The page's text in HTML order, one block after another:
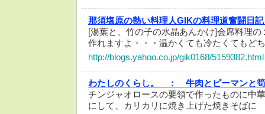
那須塩原の熱い料理人GIKの料理道奮闘日
[湯葉と、竹の子の水晶あんかけ]会席料理
作れますよ・・・温かくても冷たくてもど
http://blogs.yahoo.co.jp/gik0168/5159382.html
わたしのくらし。 ：
牛肉とピーマンと
チンジャオロースの要領で作ったものに中
にして、カリカリに焼き上げた焼きそばに